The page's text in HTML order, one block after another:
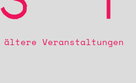
ältere Veranstaltungen